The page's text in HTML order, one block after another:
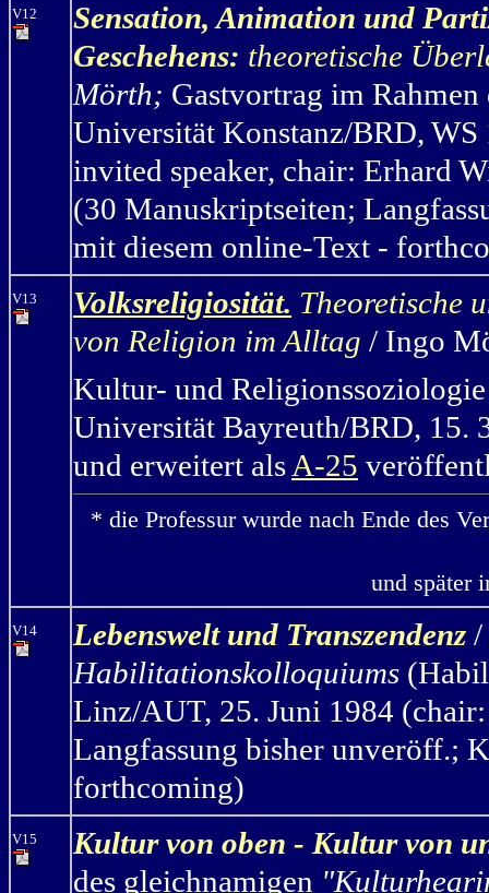
V12
Sensation, Animation und
Geschehens: theoretische
Mörth; Gastvortrag im
Universität Konstanz/BRD,
invited speaker, chair: Erhard
(30 Manuskriptseiten;
mit diesem online-Text -
V13 Volksreligiosität. Theoretische
von Religion im Alltag / Ingo
Kultur- und
Universität Bayreuth/BRD, 15.
und erweitert als A-25
* die Professur wurde nach Ende des
und später
V14 Lebenswelt und Transzendenz /
Habilitationskolloquiums
Linz/AUT, 25. Juni 1984
Langfassung bisher unveröff.;
forthcoming)
V15
Kultur von oben - Kultur von
des gleichnamigen